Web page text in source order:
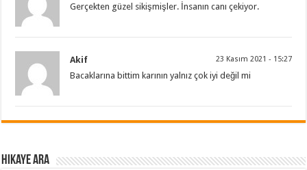
Gerçekten güzel sikişmişler. İnsanın canı çekiyor.
Akif 23 Kasım 2021 - 15:27
Bacaklarına bittim karının yalnız çok iyi değil mi
Hikaye ARA